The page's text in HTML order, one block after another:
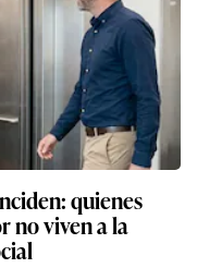
quienes
no viven a la